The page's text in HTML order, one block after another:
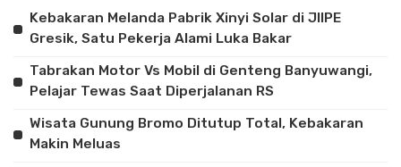
Kebakaran Melanda Pabrik Xinyi Solar di JIIPE
Gresik, Satu Pekerja Alami Luka Bakar
Tabrakan Motor Vs Mobil di Genteng Banyuwangi,
Pelajar Tewas Saat Diperjalanan RS
Wisata Gunung Bromo Ditutup Total, Kebakaran
Makin Meluas